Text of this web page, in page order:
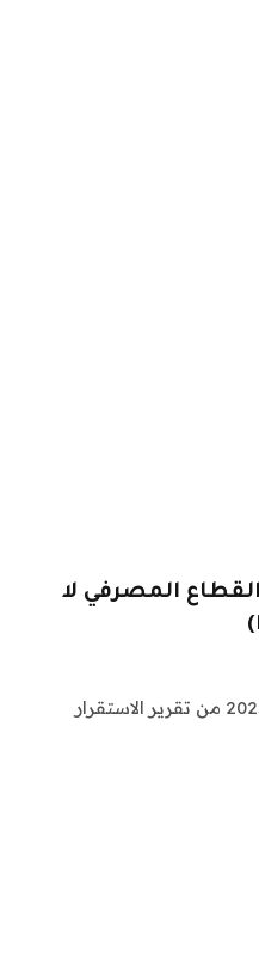
المصرفي لا
قال بنك الاحتياطي الهندي (RBI) في طبعته لشهر ديسمبر 2025 من تقرير الاستقرار